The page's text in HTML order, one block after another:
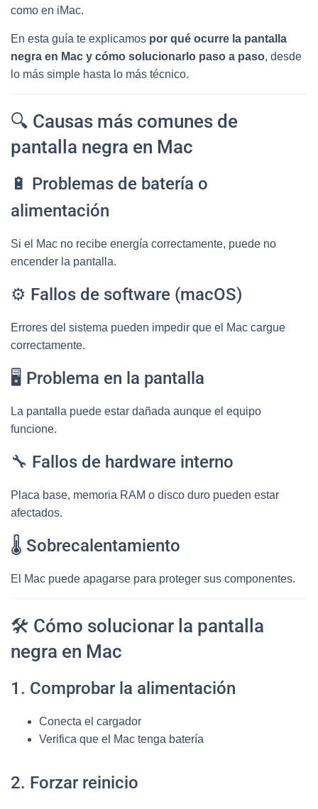
como en iMac.
En esta guía te explicamos por qué ocurre la pantalla
negra en Mac y cómo solucionarlo paso a paso, desde
lo más simple hasta lo más técnico.
🔍 Causas más comunes de
pantalla negra en Mac
🔋 Problemas de batería o
alimentación
Si el Mac no recibe energía correctamente, puede no
encender la pantalla.
⚙️ Fallos de software (macOS)
Errores del sistema pueden impedir que el Mac cargue
correctamente.
🖥️ Problema en la pantalla
La pantalla puede estar dañada aunque el equipo
funcione.
🔧 Fallos de hardware interno
Placa base, memoria RAM o disco duro pueden estar
afectados.
🌡️ Sobrecalentamiento
El Mac puede apagarse para proteger sus componentes.
🛠️ Cómo solucionar la pantalla
negra en Mac
1. Comprobar la alimentación
Conecta el cargador
Verifica que el Mac tenga batería
2. Forzar reinicio